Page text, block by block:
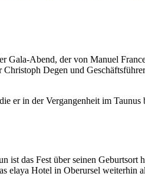
Gala-Abend, der von Manuel
Christoph Degen und
er in der Vergangenheit im Taunus
das Fest über seinen Geburtsort
elaya Hotel in Oberursel weiterhin